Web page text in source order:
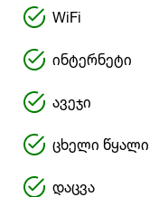
WiFi
ინტერნეტი
ავეჯი
ცხელი წყალი
დაცვა